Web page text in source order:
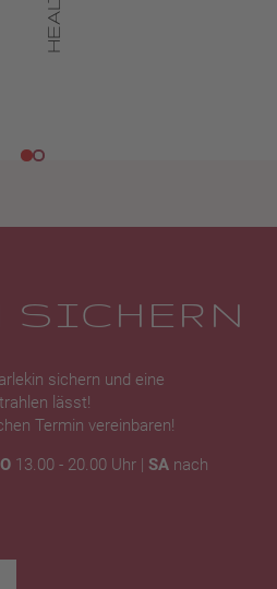
SICHERN
sichern und eine
lässt!
Termin vereinbaren!
13.00 - 20.00 Uhr | SA nach